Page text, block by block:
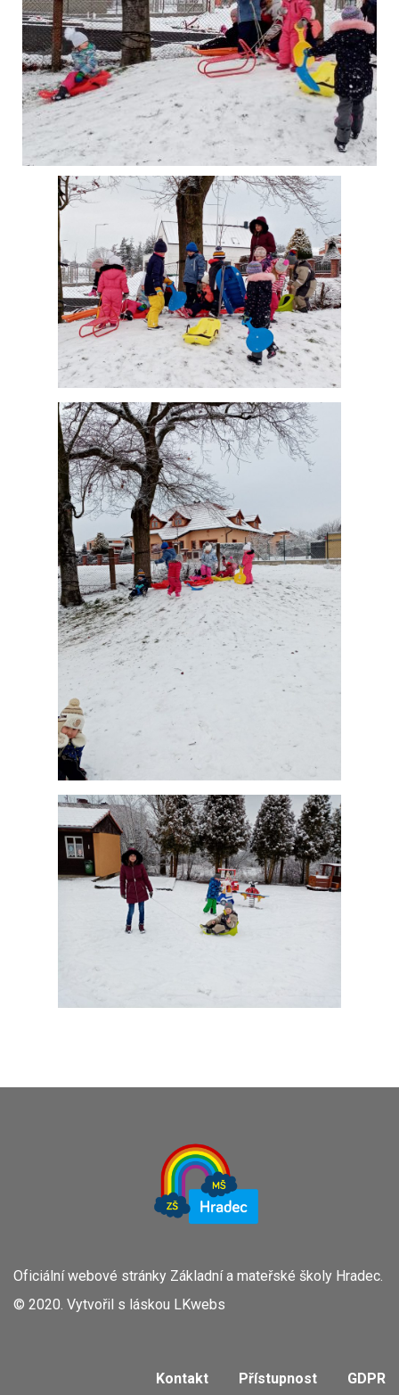
Oficiální webové stránky Základní a mateřské školy Hradec.
© 2020. Vytvořil s láskou LKwebs
Kontakt Přístupnost GDPR